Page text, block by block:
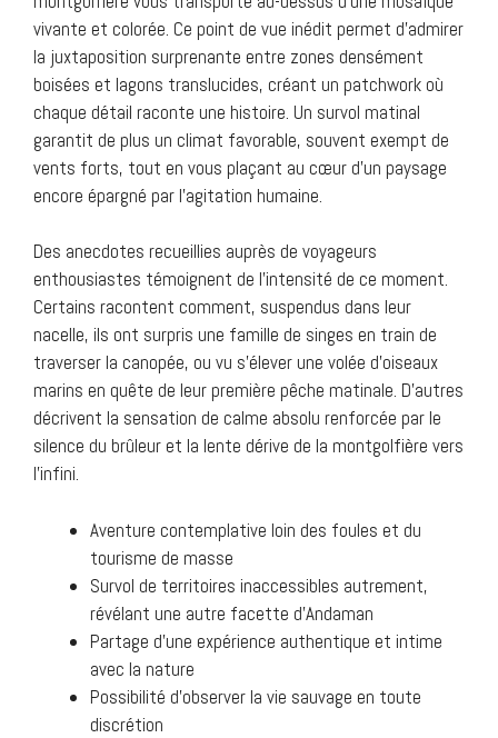
vivante et colorée. Ce point de vue inédit permet d’admirer
la juxtaposition surprenante entre zones densément
boisées et lagons translucides, créant un patchwork où
chaque détail raconte une histoire. Un survol matinal
garantit de plus un climat favorable, souvent exempt de
vents forts, tout en vous plaçant au cœur d’un paysage
encore épargné par l’agitation humaine.
Des anecdotes recueillies auprès de voyageurs
enthousiastes témoignent de l’intensité de ce moment.
Certains racontent comment, suspendus dans leur
nacelle, ils ont surpris une famille de singes en train de
traverser la canopée, ou vu s’élever une volée d’oiseaux
marins en quête de leur première pêche matinale. D’autres
décrivent la sensation de calme absolu renforcée par le
silence du brûleur et la lente dérive de la montgolfière vers
l’infini.
Aventure contemplative loin des foules et du
tourisme de masse
Survol de territoires inaccessibles autrement,
révélant une autre facette d’Andaman
Partage d’une expérience authentique et intime
avec la nature
Possibilité d’observer la vie sauvage en toute
discrétion